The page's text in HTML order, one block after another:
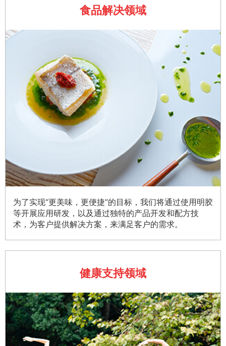
食品解决领域
为了实现“更美味，更便捷”的目标，我们将通过使用明胶
等开展应用研发，以及通过独特的产品开发和配方技
术，为客户提供解决方案，来满足客户的需求。
健康支持领域